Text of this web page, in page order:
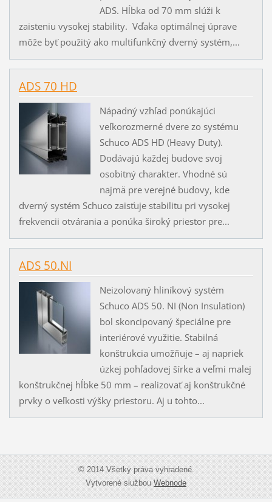
ADS. Hĺbka od 70 mm slúži k
zaisteniu vysokej stability. Vďaka optimálnej úprave
môže byť použitý ako multifunkčný dverný systém,...
ADS 70 HD
Nápadný vzhľad ponúkajúci
veľkorozmerné dvere zo systému
Schuco ADS HD (Heavy Duty).
Dodávajú každej budove svoj
osobitný charakter. Vhodné sú
najmä pre verejné budovy, kde
dverný systém Schuco zaisťuje stabilitu pri vysokej
frekvencii otvárania a ponúka široký priestor pre...
ADS 50.NI
Neizolovaný hliníkový systém
Schuco ADS 50. NI (Non Insulation)
bol skoncipovaný špeciálne pre
interiérové využitie. Stabilná
konštrukcia umožňuje – aj napriek
úzkej pohľadovej šírke a veľmi malej
konštrukčnej hĺbke 50 mm – realizovať aj konštrukčné
prvky o veľkosti výšky priestoru. Aj u tohto...
© 2014 Všetky práva vyhradené.
Vytvorené službouWebnode